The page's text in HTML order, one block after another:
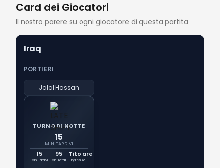
Card dei Giocatori
Il nostro parere su ogni giocatore di questa partita
Iraq
PORTIERI
Jalal Hassan
TURNO DI NOTTE
15
MIN. TARDIVI
15
Min. Tardivi
95
Min. Totali
Titolare
Ingresso